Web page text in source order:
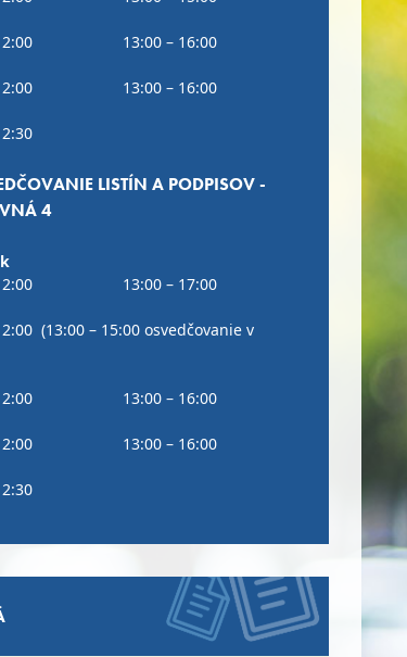
13:00 – 16:00
13:00 – 16:00
LISTÍN A PODPISOV -
4
13:00 – 17:00
(13:00 – 15:00 osvedčovanie v
13:00 – 16:00
13:00 – 16:00